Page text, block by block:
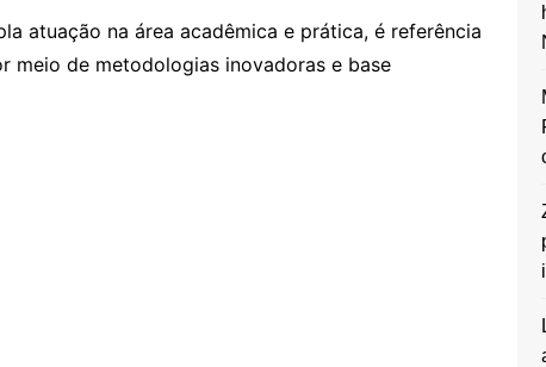
atuação na área acadêmica e prática, é referência
meio de metodologias inovadoras e base